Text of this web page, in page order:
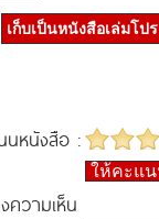
เก็บเป็นหนังสือเล่มโป
นหนังสือ :
ให้คะแ
ความเห็น